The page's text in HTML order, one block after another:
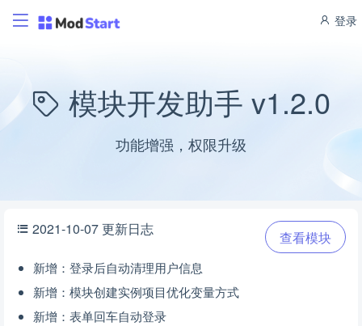
登录
模块开发助手 v1.2.0
功能增强，权限升级
查看模块
2021-10-07 更新日志
新增：登录后自动清理用户信息
新增：模块创建实例项目优化变量方式
新增：表单回车自动登录